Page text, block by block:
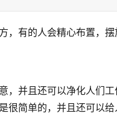
有的人会精心布置，摆
并且还可以净化人们工
很简单的，并且还可以